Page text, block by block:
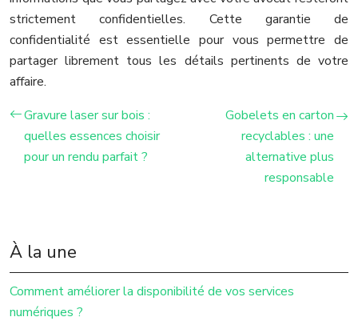
strictement confidentielles. Cette garantie de
confidentialité est essentielle pour vous permettre de
partager librement tous les détails pertinents de votre
affaire.
Gravure laser sur bois :
quelles essences choisir
pour un rendu parfait ?
Gobelets en carton
recyclables : une
alternative plus
responsable
À la une
Comment améliorer la disponibilité de vos services
numériques ?